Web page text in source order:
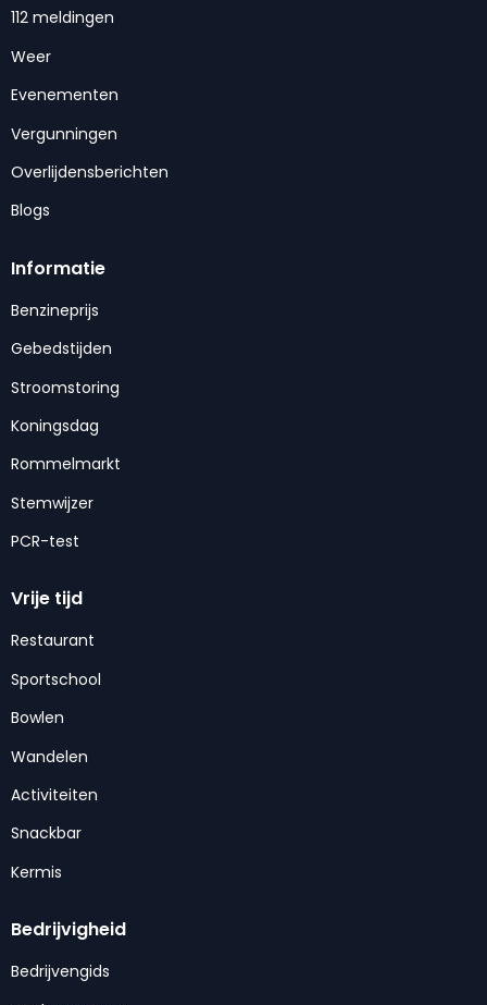
112 meldingen
Weer
Evenementen
Vergunningen
Overlijdensberichten
Blogs
Informatie
Benzineprijs
Gebedstijden
Stroomstoring
Koningsdag
Rommelmarkt
Stemwijzer
PCR-test
Vrije tijd
Restaurant
Sportschool
Bowlen
Wandelen
Activiteiten
Snackbar
Kermis
Bedrijvigheid
Bedrijvengids